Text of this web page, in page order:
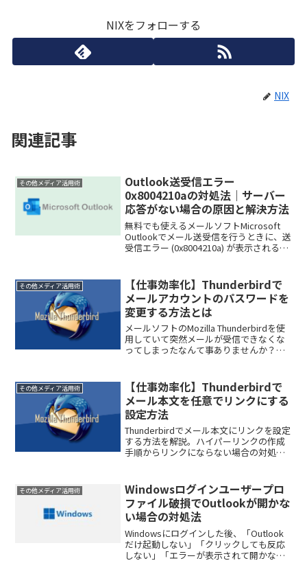
NIXをフォローする
NIX
関連記事
その他メディア活用術
Outlook送受信エラー
0x8004210aの対処法｜サーバー
応答がない場合の原因と解決方法
無料でも使えるメールソフトMicrosoft
Outlookでメール送受信を行うときに、送
受信エラー (0x8004210a) が表示されるメ
ことがあります。こ...
その他メディア活用術
【仕事効率化】Thunderbirdで
メールアカウントのパスワードを
変更する方法とは
メールソフトのMozilla Thunderbirdを使
用していて突然メールが受信できなくな
ってしまったなんて事ありませんか？メ
一つとして設定したアカウント側
（Gmal...
その他メディア活用術
【仕事効率化】Thunderbirdで
メール本文を任意でリンクにする
設定方法
Thunderbirdでメール本文にリンクを設定
する方法を解説。ハイパーリンクの作成
手順からリンクにならない場合の対処法
その他メディア活用術
Windowsログインユーザープロ
ファイル破損でOutlookが開かな
い場合の対処法
Windowsにログインした後、「Outlook
だけ起動しない」「クリックしても反応
しない」「エラーが表示されて開かな